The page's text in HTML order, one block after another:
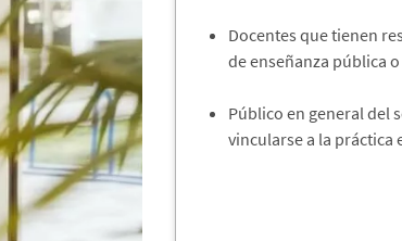
Docentes que tienen
de enseñanza pública
Público en general del
vincularse a la práctica